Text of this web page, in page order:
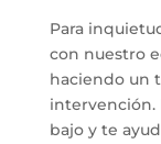
Para
con nuestro
haciendo un
intervención.
bajo y te